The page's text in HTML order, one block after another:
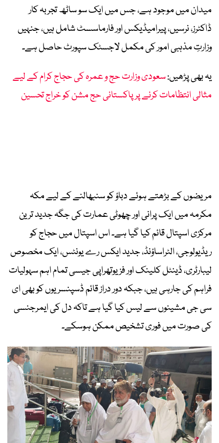
میدان میں موجود ہے، جس میں ایک سو ساٹھ تجربہ کار
ڈاکٹرز، نرسیں، پیرامیڈیکس اور فارماسسٹ شامل ہیں، جنہیں
وزارتِ مذہبی امور کی مکمل لاجسٹک سپورٹ حاصل ہے۔
یہ بھی پڑھیں:سعودی وزارت حج و عمرہ کی حجاج کرام کے لیے
مثالی انتظامات کرنے پر پاکستانی حج مشن کو خراج تحسین
مریضوں کے بڑھتے ہوئے دباؤ کو سنبھالنے کے لیے مکہ
مکرمہ میں ایک پرانی اور چھوٹی عمارت کی جگہ جدید ترین
مرکزی اسپتال قائم کیا گیا ہے۔ اس اسپتال میں حجاج کو
ریڈیولوجی، الٹراساؤنڈ، جدید ایکس رے یونٹس، ایک مخصوص
لیبارٹری، ڈینٹل کلینک اور فزیوتھراپی جیسی تمام اہم سہولیات
فراہم کی جارہی ہیں، جبکہ دور دراز قائم ڈسپنسریوں کو بھی ای
سی جی مشینوں سے لیس کیا گیا ہے تاکہ دل کی ایمرجنسی
کی صورت میں فوری تشخیص ممکن ہوسکے۔